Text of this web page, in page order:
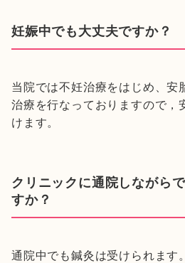
妊娠中でも大丈夫ですか？
当院では不妊治療をはじめ、安
治療を行なっておりますので，
けます。
クリニックに通院しながら
すか？
通院中でも鍼灸は受けられます。